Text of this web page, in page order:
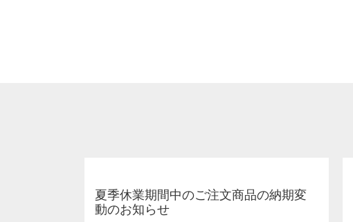
夏季休業期間中のご注文商品の納期変
動のお知らせ